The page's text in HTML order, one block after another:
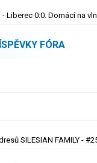
FÓRA
SILESIAN FAMILY -